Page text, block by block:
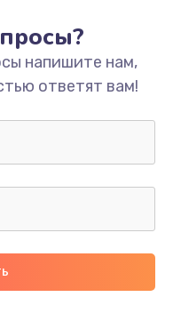
напишите нам,
ответят вам!